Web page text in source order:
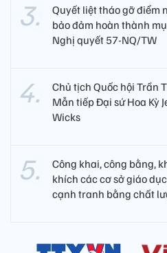
Quyết liệt tháo gỡ điểm
bảo đảm hoàn thành
Nghị quyết 57-NQ/TW
Chủ tịch Quốc hội Trần
Mẫn tiếp Đại sứ Hoa Kỳ
Wicks
Công khai, công bằng,
khích các cơ sở giáo
cạnh tranh bằng chất